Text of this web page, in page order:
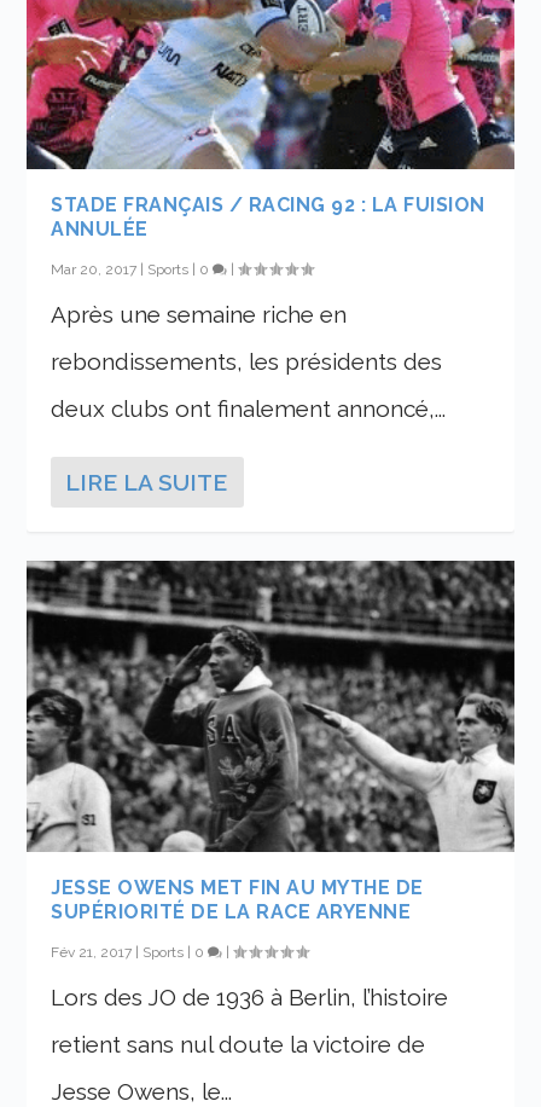
STADE FRANÇAIS / RACING 92 : LA FUISION
ANNULÉE
Mar 20, 2017 | Sports | 0 |
Après une semaine riche en
rebondissements, les présidents des
deux clubs ont finalement annoncé,...
LIRE LA SUITE
JESSE OWENS MET FIN AU MYTHE DE
SUPÉRIORITÉ DE LA RACE ARYENNE
Fév 21, 2017 Sports 0 |
Lors des JO de 1936 à Berlin, l’histoire
retient sans nul doute la victoire de
Jesse Owens, le...